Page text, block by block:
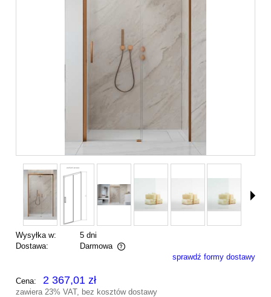
Wysyłka w:
5 dni
Dostawa:
Darmowa
Cena nie zawiera ewentualnych kosztów płatnościsprawdź formy dostawy
Cena: 2 367,01 zł
zawiera 23% VAT, bez kosztów dostawy